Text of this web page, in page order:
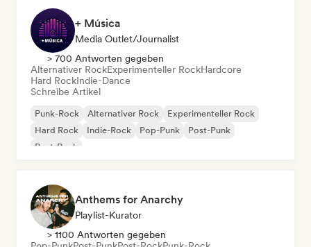
+ Música
Media Outlet/Journalist
> 700 Antworten gegeben
Alternativer RockExperimenteller RockHardcore
Hard RockIndie-Dance
Schreibe Artikel
Punk-Rock Alternativer Rock
Experimenteller Rock
Hard Rock
Indie-Rock Pop-Punk
Post-Punk
Post-Rock
Anthems for Anarchy
Playlist-Kurator
> 1100 Antworten gegeben